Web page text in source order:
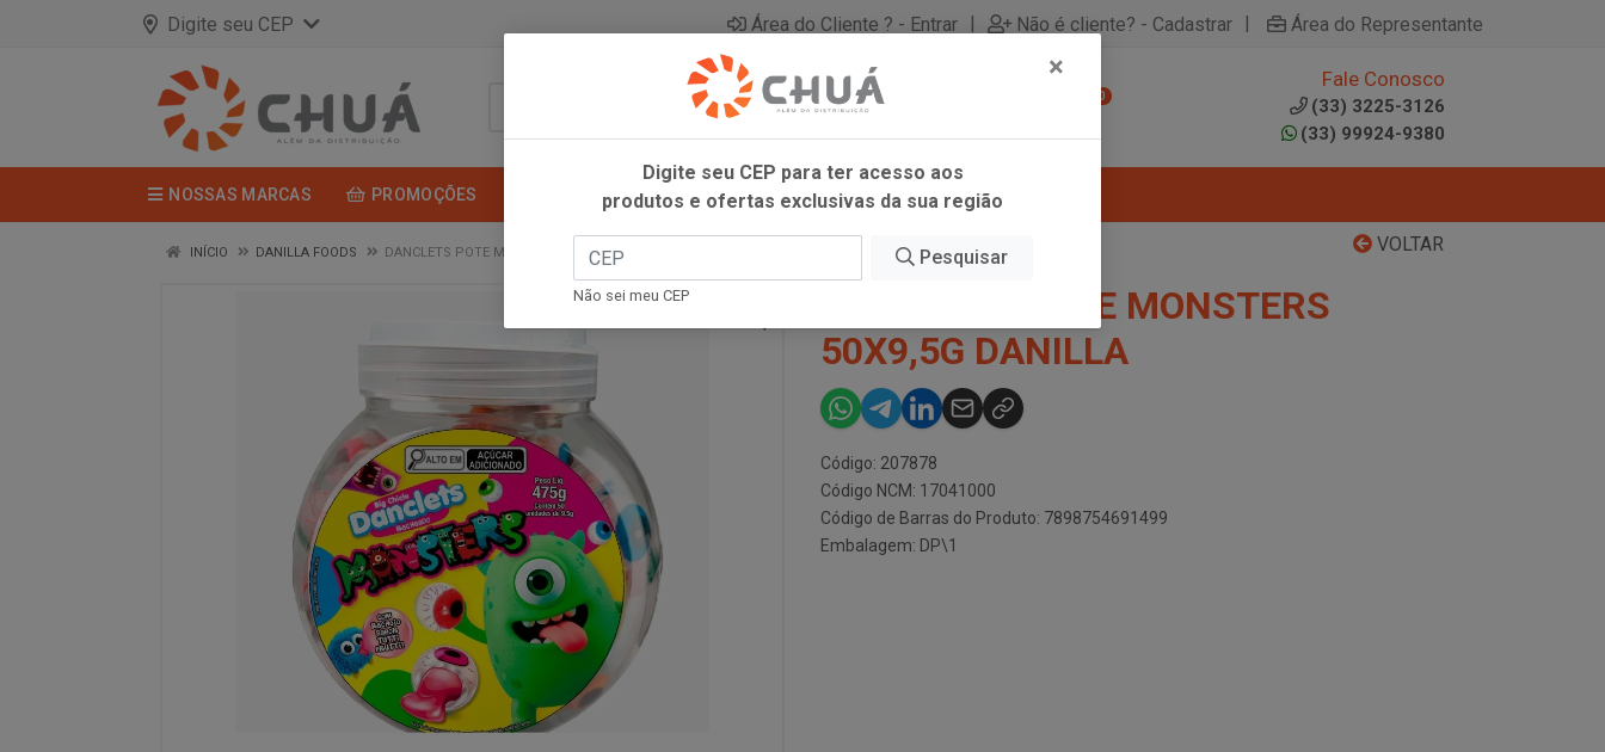
Digite seu CEP Área do Cliente ? - Entrar | Não é cliente? - Cadastrar | Área do Representante
0
Fale Conosco
(33) 3225-3126
(33) 99924-9380
NOSSAS MARCAS PROMOÇÕES
VOLTAR
INÍCIO DANILLA FOODS DANCLETS POTE MONSTERS 50X9,5G DANILLA
DANCLETS POTE MONSTERS
50X9,5G DANILLA
Código: 207878
Código NCM: 17041000
Código de Barras do Produto: 7898754691499
Embalagem: DP\1
×
Digite seu CEP para ter acesso aos
produtos e ofertas exclusivas da sua região
Pesquisar
Não sei meu CEP